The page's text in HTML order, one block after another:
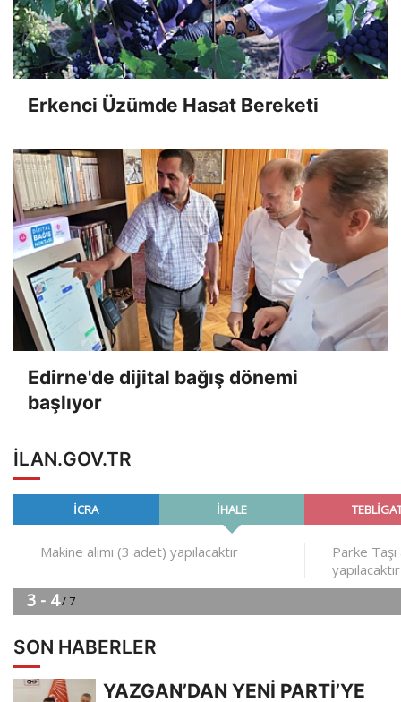
Erkenci Üzümde Hasat Bereketi
Edirne'de dijital bağış dönemi
başlıyor
ILAN.GOV.TR
SON HABERLER
YAZGAN’DAN YENİ PARTİ’YE